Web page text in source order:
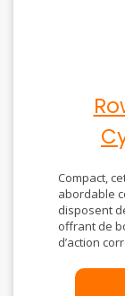
Compact,
abordable
disposent
offrant de
d’action